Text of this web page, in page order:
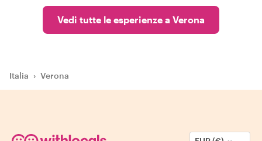
Vedi tutte le esperienze a Verona
Italia › Verona